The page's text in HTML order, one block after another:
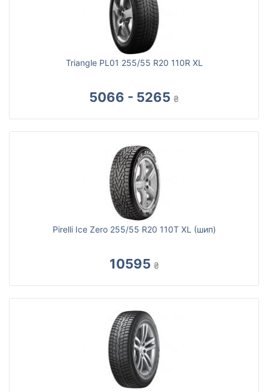
Triangle PL01 255/55 R20 110R XL
5066 - 5265 ₴
Pirelli Ice Zero 255/55 R20 110T XL (шип)
10595 ₴